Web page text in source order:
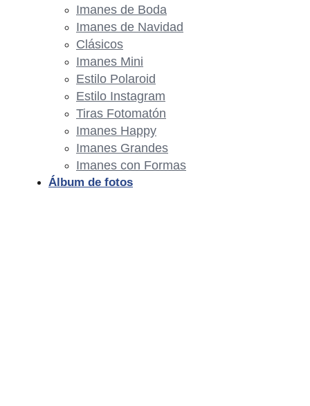
Imanes de Boda
Imanes de Navidad
Clásicos
Imanes Mini
Estilo Polaroid
Estilo Instagram
Tiras Fotomatón
Imanes Happy
Imanes Grandes
Imanes con Formas
Álbum de fotos